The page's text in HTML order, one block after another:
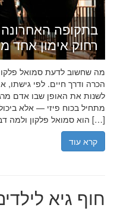
בתקופה
רחוק אימון אחד
מה שחשוב לדעת סמואל
הכרה ודרך חיים. לפי
לשנות את האופן שבו אדם
מתחיל בכוח פיזי — אלא
הוא סמואל פלקון ולמה דבריו נשמעים אחרת? סמואל פלקון […]
קרא עוד
חוף גיא